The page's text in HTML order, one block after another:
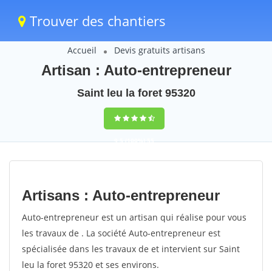
Trouver des chantiers
Accueil Devis gratuits artisans
Artisan : Auto-entrepreneur
Saint leu la foret 95320
9,5(100%)55
votes
Artisans : Auto-entrepreneur
Auto-entrepreneur est un artisan qui réalise pour vous
les travaux de . La société Auto-entrepreneur est
spécialisée dans les travaux de et intervient sur Saint
leu la foret 95320 et ses environs.